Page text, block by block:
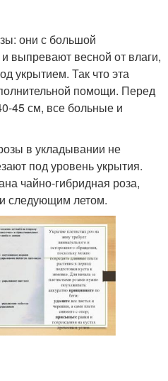
они с большой
выпревают весной от влаги,
укрытием. Так что эта
помощи. Перед
45 см, все больные и
в укладывании не
под уровень укрытия.
чайно-гибридная роза,
следующим летом.